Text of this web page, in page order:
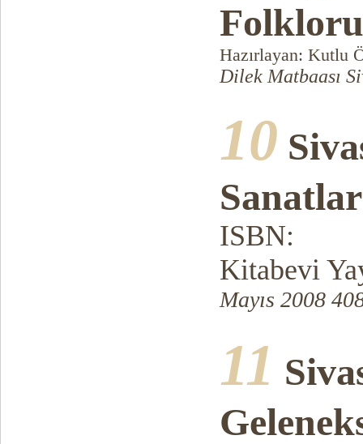
Folkloru
Hazırlayan: Kutlu
Dilek Matbaası
10
ISBN:
Kitabevi
Mayıs 2008
11